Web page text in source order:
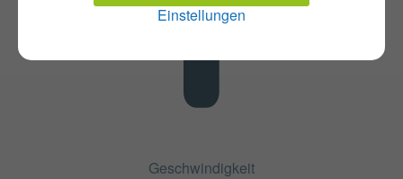
Einstellungen
Geschwindigkeit